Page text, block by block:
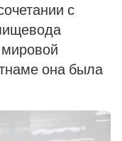
с
она была